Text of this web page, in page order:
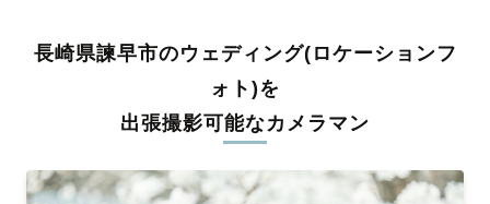
料金は全国どこでも一律。わかりやすく安心の価格設定です。オ
リジナルの研修と厳正な審査に合格し、撮影技術やホスピタリテ
ィを身につけたプロのカメラマンが全国47都道府県に在籍してい
ます。創業10年のノウハウを活かし、思い出に残る素敵な撮影体
丁寧なレタッチで思い出を美しく仕上げます
長崎県諫早市のウェディング(ロケーションフ
ォト)を
出張撮影可能なカメラマン